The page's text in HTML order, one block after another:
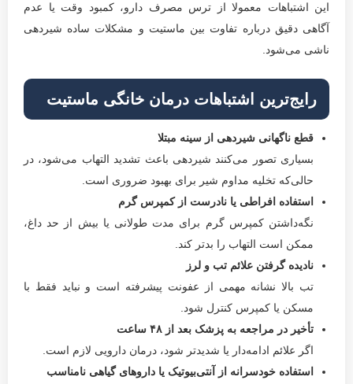
این اشتباهات معمولا از ترس مصرف دارو، کمبود وقت یا عدم
آگاهی دقیق درباره تفاوت بین ماستیت و مشکلات ساده شیردهی
ناشی می‌شود.
رایج‌ترین اشتباهات درمان خانگی ماستیت
قطع ناگهانی شیردهی از سینه مبتلا
بسیاری تصور می‌کنند شیردهی باعث تشدید التهاب می‌شود، در
حالی‌که تخلیه مداوم شیر برای بهبود ضروری است.
استفاده افراطی یا نادرست از کمپرس گرم
نگه‌داشتن کمپرس گرم برای مدت طولانی یا بیش از حد داغ،
ممکن است التهاب را بدتر کند.
نادیده گرفتن علائم تب و لرز
تب بالا نشانه مهمی از عفونت پیشرفته است و نباید فقط با
مسکن یا کمپرس کنترل شود.
تأخیر در مراجعه به پزشک بعد از ۴۸ ساعت
اگر علائم ادامه‌دار یا شدیدتر شود، درمان دارویی لازم است.
استفاده خودسرانه از آنتی‌بیوتیک یا داروهای گیاهی نامناسب